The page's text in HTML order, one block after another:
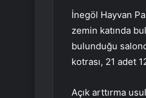
İnegöl Hayvan
zemin katında
bulunduğu
kotrası, 21 adet
Açık arttırma